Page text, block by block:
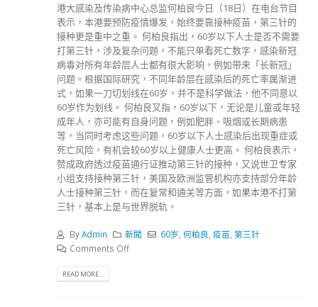
港大感染及传染病中心总监何柏良今日（18日）在电台节目
表示，本港要预防疫情爆发，始终要靠接种疫苗，第三针的
接种更是重中之重。 何柏良指出，60岁以下人士是否不需要
打第三针，涉及复杂问题，不能只单看死亡数字，感染新冠
病毒对所有年龄层人士都有很大影响，例如带来「长新冠」
问题。根据国际研究，不同年龄层在感染后的死亡率属渐进
式，如果一刀切划线在60岁，并不是科学做法，他不同意以
60岁作为划线。 何柏良又指，60岁以下，无论是儿童或年轻
成年人，亦可能有自身问题，例如肥胖、吸烟或长期病患
等，当同时考虑这些问题，60岁以下人士感染后出现重症或
死亡风险，有机会较60岁以上健康人士更高。 何柏良表示，
赞成政府透过疫苗通行证推动第三针的接种，又说世卫专家
小组支持接种第三针，美国及欧洲监管机构亦支持部分年龄
人士接种第三针，而在复常和通关等方面，如果本港不打第
三针，基本上是与世界脱轨。
ByAdmin 新聞 60岁 ,何柏良 ,疫苗 ,第三针
Comments Off
READ MORE...